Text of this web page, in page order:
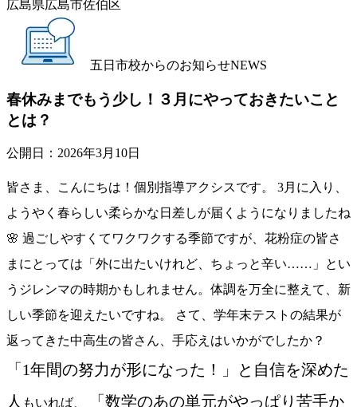
広島県広島市佐伯区
五日市校からのお知らせNEWS
春休みまでもう少し！３月にやっておきたいこと
とは？
公開日： 2026年3月10日
皆さま、こんにちは！個別指導アクシスです。 3月に入り、
ようやく春らしい柔らかな日差しが届くようになりましたね
🌸 過ごしやすくてワクワクする季節ですが、花粉症の皆さ
まにとっては「外に出たいけれど、ちょっと辛い……」とい
うジレンマの時期かもしれません。体調を万全に整えて、新
しい季節を迎えたいですね。 さて、学年末テストの結果が
返ってきた中高生の皆さん、手応えはいかがでしたか？
「1年間の努力が形になった！」と自信を深めた
人 もいれば、
「数学のあの単元がやっぱり苦手か